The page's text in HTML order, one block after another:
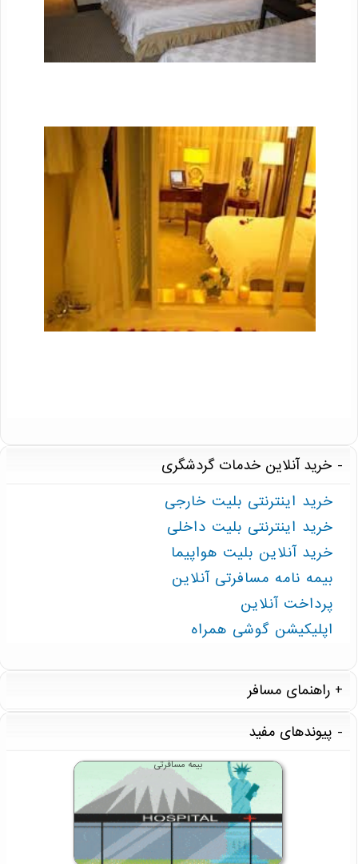
خرید آنلاین خدمات گردشگری
خرید اینترنتی بلیت خارجی
خرید اینترنتی بلیت داخلی
خرید آنلاین بلیت هواپیما
بیمه نامه مسافرتی آنلاین
پرداخت آنلاین
اپلیکیشن گوشی همراه
راهنمای مسافر
پیوندهای مفید
بیمه مسافرتی